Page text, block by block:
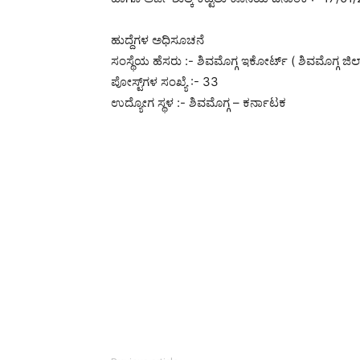
ಹುದ್ದೆಗಳ ಅಧಿಸೂಚನೆ
ಸಂಸ್ಥೆಯ ಹೆಸರು :- ಶಿವಮೊಗ್ಗ ಇಕೋರ್ಟ್ ( ಶಿವಮೊಗ್ಗ
ಪೋಸ್ಟ್‌ಗಳ ಸಂಖ್ಯೆ :- 33
ಉದ್ಯೋಗ ಸ್ಥಳ :- ಶಿವಮೊಗ್ಗ – ಕರ್ನಾಟಕ